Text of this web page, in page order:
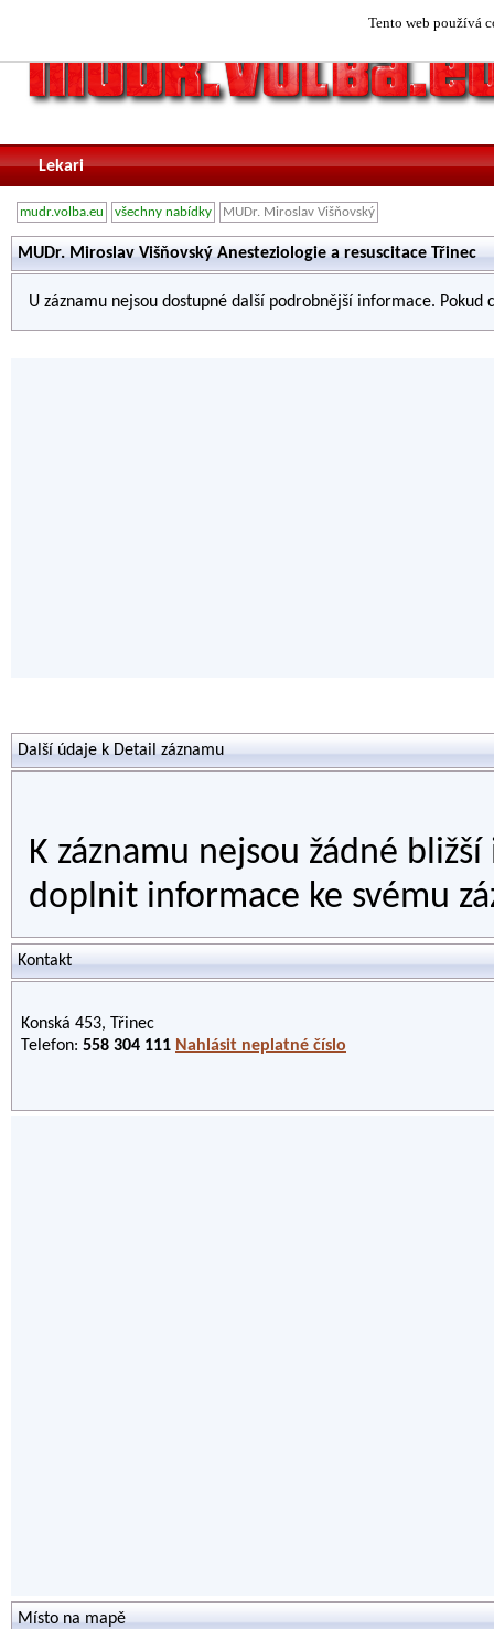
Tento web používá
Lekari
mudr.volba.eu všechny nabídky MUDr. Miroslav Višňovský
MUDr. Miroslav Višňovský Anesteziologie a resuscitace Třinec
U záznamu nejsou dostupné další podrobnější informace.
Další údaje k Detail záznamu
K záznamu nejsou žádné
doplnit informace ke svému
Kontakt
Konská 453, Třinec
Telefon: 558 304 111 Nahlásit neplatné číslo
Místo na mapě